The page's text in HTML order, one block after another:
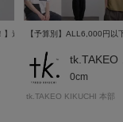
のセットアイテム完全ガイド
】迷ったらコレ！最終値下げで
【予算別】ALL6,000円
0cm
tk.TAKEO KIKUCHI 本部